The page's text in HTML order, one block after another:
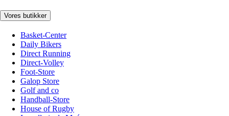
Vores butikker
Basket-Center
Daily Bikers
Direct Running
Direct-Volley
Foot-Store
Galop Store
Golf and co
Handball-Store
House of Rugby